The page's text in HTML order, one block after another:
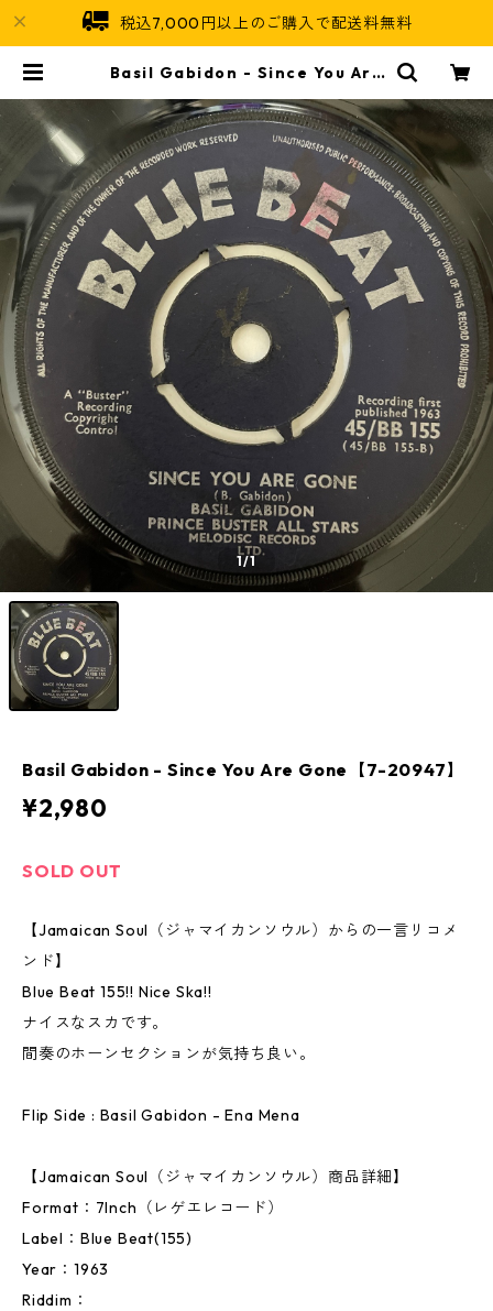
税込7,000円以上のご購入で配送料無料
Basil Gabidon - Since You Are
oul
1/1
Basil Gabidon - Since You Are Gone【7-20947】
¥2,980
SOLD OUT
【Jamaican Soul（ジャマイカンソウル）からの一言リコメ
ンド】
Blue Beat 155!! Nice Ska!!
ナイスなスカです。
間奏のホーンセクションが気持ち良い。
Flip Side : Basil Gabidon - Ena Mena
【Jamaican Soul（ジャマイカンソウル）商品詳細】
Format：7Inch（レゲエレコード）
Label：Blue Beat(155)
Year：1963
Riddim：